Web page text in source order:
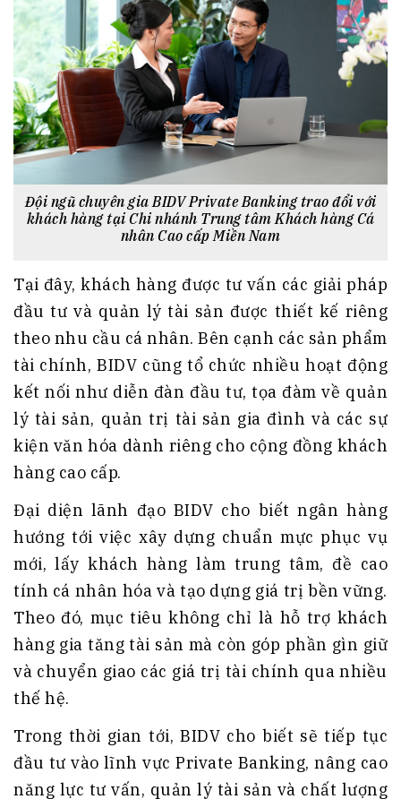
Đội ngũ chuyên gia BIDV Private Banking trao đổi với
khách hàng tại Chi nhánh Trung tâm Khách hàng Cá
nhân Cao cấp Miền Nam
Tại đây, khách hàng được tư vấn các giải pháp
đầu tư và quản lý tài sản được thiết kế riêng
theo nhu cầu cá nhân. Bên cạnh các sản phẩm
tài chính, BIDV cũng tổ chức nhiều hoạt động
kết nối như diễn đàn đầu tư, tọa đàm về quản
lý tài sản, quản trị tài sản gia đình và các sự
kiện văn hóa dành riêng cho cộng đồng khách
hàng cao cấp.
Đại diện lãnh đạo BIDV cho biết ngân hàng
hướng tới việc xây dựng chuẩn mực phục vụ
mới, lấy khách hàng làm trung tâm, đề cao
tính cá nhân hóa và tạo dựng giá trị bền vững.
Theo đó, mục tiêu không chỉ là hỗ trợ khách
hàng gia tăng tài sản mà còn góp phần gìn giữ
và chuyển giao các giá trị tài chính qua nhiều
thế hệ.
Trong thời gian tới, BIDV cho biết sẽ tiếp tục
đầu tư vào lĩnh vực Private Banking, nâng cao
năng lực tư vấn, quản lý tài sản và chất lượng